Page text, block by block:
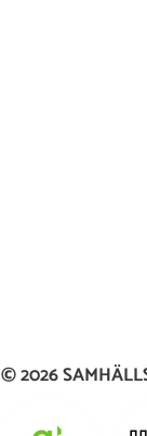
© 2026